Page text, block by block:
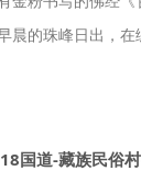
晨的珠峰日出，在
国道-藏族民俗